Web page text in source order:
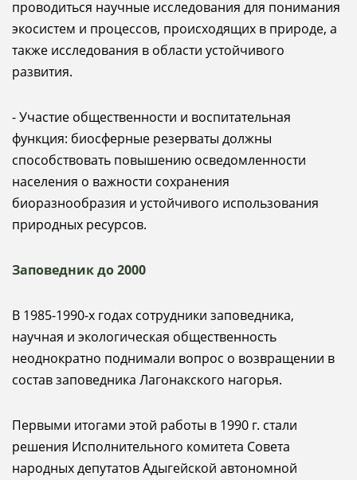
проводиться научные исследования для понимания
экосистем и процессов, происходящих в природе, а
также исследования в области устойчивого
развития.
- Участие общественности и воспитательная
функция: биосферные резерваты должны
способствовать повышению осведомленности
населения о важности сохранения
биоразнообразия и устойчивого использования
природных ресурсов.
Заповедник до 2000
В 1985-1990-х годах сотрудники заповедника,
научная и экологическая общественность
неоднократно поднимали вопрос о возвращении в
состав заповедника Лагонакского нагорья.
Первыми итогами этой работы в 1990 г. стали
решения Исполнительного комитета Совета
народных депутатов Адыгейской автономной